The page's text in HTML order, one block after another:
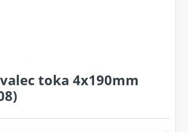
toka 4x190mm